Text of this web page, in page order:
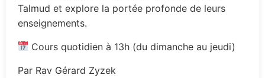
Talmud et explore la portée profonde de leurs
enseignements.
Cours quotidien à 13h (du dimanche au jeudi)
Par Rav Gérard Zyzek